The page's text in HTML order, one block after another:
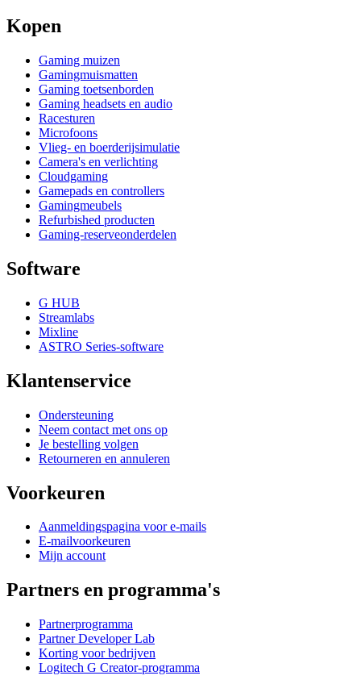
Kopen
Gaming muizen
Gamingmuismatten
Gaming toetsenborden
Gaming headsets en audio
Racesturen
Microfoons
Vlieg- en boerderijsimulatie
Camera's en verlichting
Cloudgaming
Gamepads en controllers
Gamingmeubels
Refurbished producten
Gaming-reserveonderdelen
Software
G HUB
Streamlabs
Mixline
ASTRO Series-software
Klantenservice
Ondersteuning
Neem contact met ons op
Je bestelling volgen
Retourneren en annuleren
Voorkeuren
Aanmeldingspagina voor e-mails
E-mailvoorkeuren
Mijn account
Partners en programma's
Partnerprogramma
Partner Developer Lab
Korting voor bedrijven
Logitech G Creator-programma